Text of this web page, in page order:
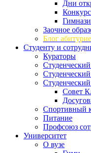
Дни
Заочное
Блог
Студенту и
Кураторы
Совет
Спортивный
Питание
Профсоюз
Университет
О вузе